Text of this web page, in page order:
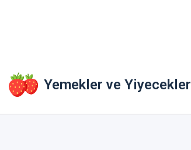
Yemekler ve Yiyecekler